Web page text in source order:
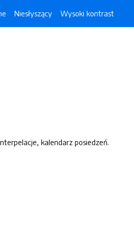
Niesłyszący Wysoki kontrast
kalendarz posiedzeń.